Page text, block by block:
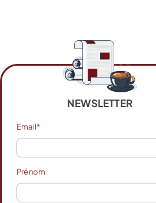
NEWSLETTER
Email*
Prénom